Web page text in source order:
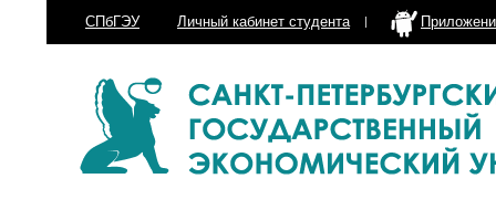
СПбГЭУ Личный кабинет студента